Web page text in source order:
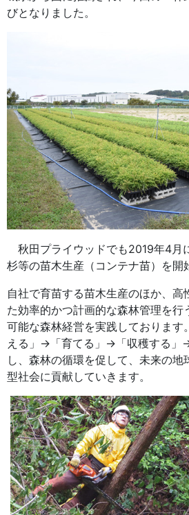
びとなりました。
秋田プライウッドでも2019年4月
杉等の苗木生産（コンテナ苗）を開
自社で育苗する苗木生産のほか、高
た効率的かつ計画的な森林管理を行
可能な森林経営を実践しております
える」→「育てる」→「収穫する」
し、森林の循環を促して、未来の地
型社会に貢献していきます。